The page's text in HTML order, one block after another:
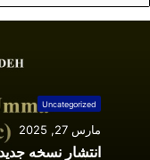
Uncategorized
مارس 27, 2025
انتشار نسخه